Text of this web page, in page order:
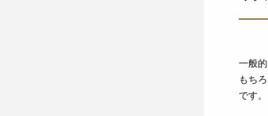
一般
もち
です。